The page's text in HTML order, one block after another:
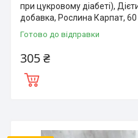
при цукровому діабеті),
добавка, Рослина Карпат,
Готово до відправки
305 ₴